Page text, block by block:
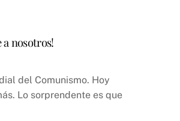
a nosotros!
del Comunismo. Hoy
Lo sorprendente es que